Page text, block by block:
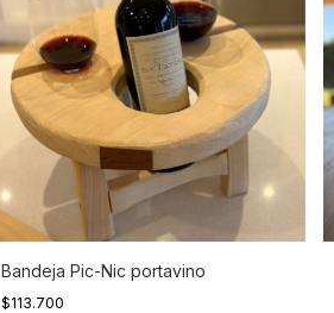
Bandeja Pic-Nic portavino
$113.700